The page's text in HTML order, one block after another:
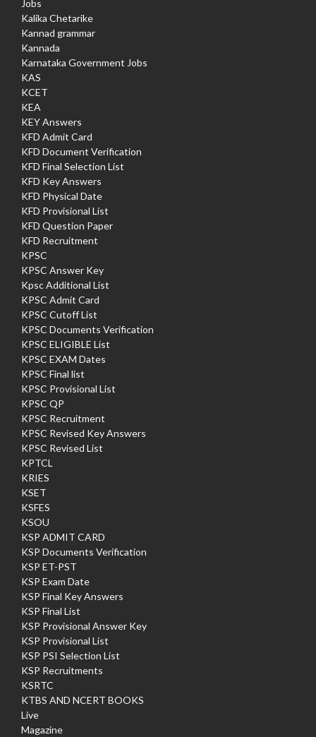
Jobs
Kalika Chetarike
Kannad grammar
Kannada
Karnataka Government Jobs
KAS
KCET
KEA
KEY Answers
KFD Admit Card
KFD Document Verification
KFD Final Selection List
KFD Key Answers
KFD Physical Date
KFD Provisional List
KFD Question Paper
KFD Recruitment
KPSC
KPSC Answer Key
Kpsc Additional List
KPSC Admit Card
KPSC Cutoff List
KPSC Documents Verification
KPSC ELIGIBLE List
KPSC EXAM Dates
KPSC Final list
KPSC Provisional List
KPSC QP
KPSC Recruitment
KPSC Revised Key Answers
KPSC Revised List
KPTCL
KRIES
KSET
KSFES
KSOU
KSP ADMIT CARD
KSP Documents Verification
KSP ET-PST
KSP Exam Date
KSP Final Key Answers
KSP Final List
KSP Provisional Answer Key
KSP Provisional List
KSP PSI Selection List
KSP Recruitments
KSRTC
KTBS AND NCERT BOOKS
Live
Magazine